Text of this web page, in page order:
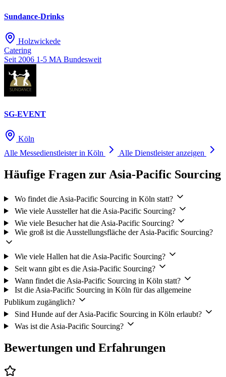
Sundance-Drinks
Holzwickede
Catering
Seit 2006 1-5 MA Bundesweit
SG-EVENT
Köln
Alle Messedienstleister in Köln
Alle Dienstleister anzeigen
Häufige Fragen zur Asia-Pacific Sourcing
Wo findet die Asia-Pacific Sourcing in Köln statt?
Wie viele Aussteller hat die Asia-Pacific Sourcing?
Wie viele Besucher hat die Asia-Pacific Sourcing?
Wie groß ist die Ausstellungsfläche der Asia-Pacific Sourcing?
Wie viele Hallen hat die Asia-Pacific Sourcing?
Seit wann gibt es die Asia-Pacific Sourcing?
Wann findet die Asia-Pacific Sourcing in Köln statt?
Ist die Asia-Pacific Sourcing in Köln für das allgemeine
Publikum zugänglich?
Sind Hunde auf der Asia-Pacific Sourcing in Köln erlaubt?
Was ist die Asia-Pacific Sourcing?
Bewertungen und Erfahrungen